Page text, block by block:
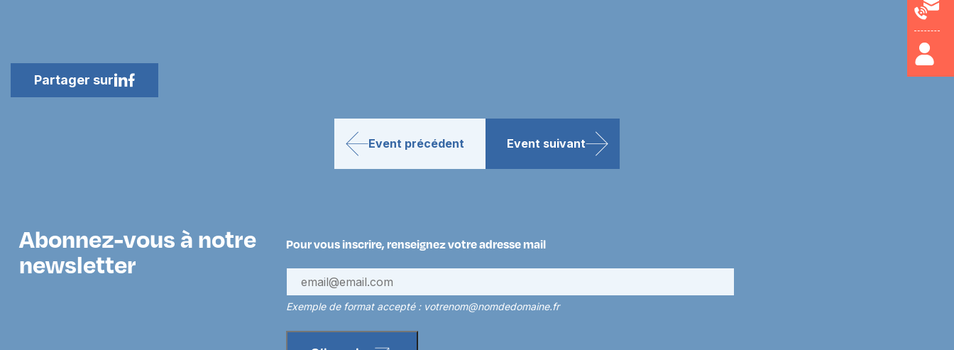
Partager sur
Event précédent Event suivant
Abonnez-vous à notre
newsletter
Pour vous inscrire, renseignez votre adresse mail
Exemple de format accepté : votrenom@nomdedomaine.fr